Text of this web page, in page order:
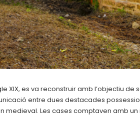
es va reconstruir amb l’objectiu de
entre dues destacades
medieval. Les cases comptaven amb